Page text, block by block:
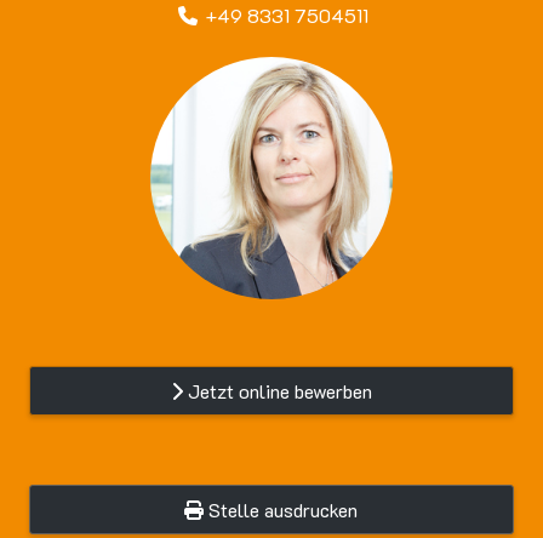
+49 8331 7504511
Jetzt online bewerben
Stelle ausdrucken